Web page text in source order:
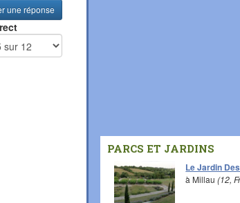
une réponse
PARCS ET JARDINS
Le Jardin
à Millau(12,